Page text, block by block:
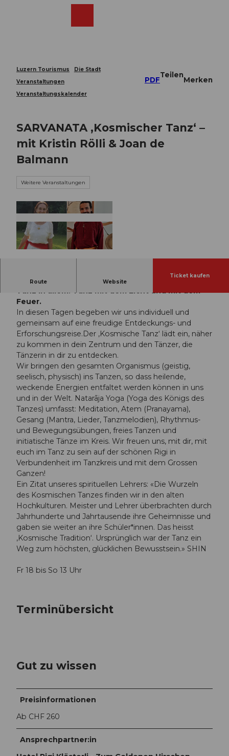
Luzern Tourismus
Die Stadt
Veranstaltungen
Veranstaltungskalender
PDF
Teilen
Merken
SARVANATA ‚Kosmischer Tanz‘ –
mit Kristin Rölli & Joan de
Balmann
Weitere Veranstaltungen
Route Website
Ticket kaufen
SARVANATA (Sanskrit) bedeutet: Alles tanzt – der
Tanz in allem. Tanz mit dem Licht und mit dem
Feuer.
In diesen Tagen begeben wir uns individuell und
gemeinsam auf eine freudige Entdeckungs- und
Erforschungsreise.Der ‚Kosmische Tanz‘ lädt ein, näher
zu kommen in dein Zentrum und den Tänzer, die
Tänzerin in dir zu entdecken.
Wir bringen den gesamten Organismus (geistig,
seelisch, physisch) ins Tanzen, so dass heilende,
weckende Energien entfaltet werden können in uns
und in der Welt. Natarāja Yoga (Yoga des Königs des
Tanzes) umfasst: Meditation, Atem (Pranayama),
Gesang (Mantra, Lieder, Tanzmelodien), Rhythmus-
und Bewegungsübungen, freies Tanzen und
initiatische Tänze im Kreis. Wir freuen uns, mit dir, mit
euch im Tanz zu sein auf der schönen Rigi in
Verbundenheit im Tanzkreis und mit dem Grossen
Ganzen!
Ein Zitat unseres spirituellen Lehrers: «Die Wurzeln
des Kosmischen Tanzes finden wir in den alten
Hochkulturen. Meister und Lehrer überbrachten durch
Jahrhunderte und Jahrtausende ihre Geheimnisse und
gaben sie weiter an ihre Schüler*innen. Das heisst
‚Kosmische Tradition‘. Ursprünglich war der Tanz ein
Weg zum höchsten, glücklichen Bewusstsein.» SHIN
Fr 18 bis So 13 Uhr
Terminübersicht
Gut zu wissen
Preisinformationen
Ab CHF 260
Ansprechpartner:in